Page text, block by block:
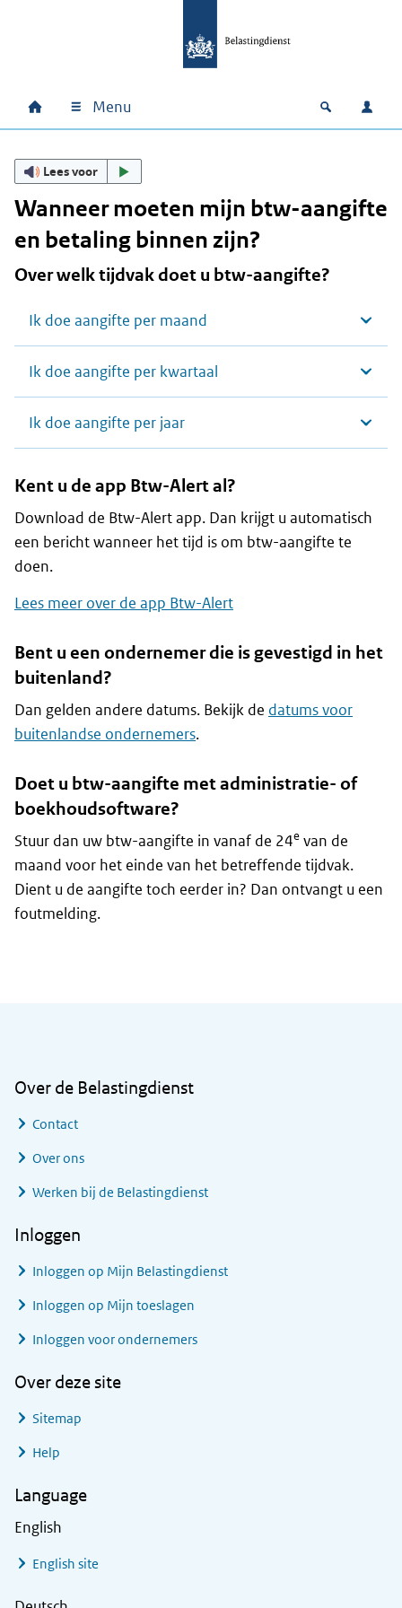
Hoofdnavigatie
Home Menu Open
Lees voor
Wanneer moeten mijn btw-aangifte
en betaling binnen zijn?
Over welk tijdvak doet u btw-aangifte?
Ik doe aangifte per maand
Ik doe aangifte per kwartaal
Ik doe aangifte per jaar
Kent u de app Btw-Alert al?
Download de Btw-Alert app. Dan krijgt u automatisch
een bericht wanneer het tijd is om btw-aangifte te
doen.
Lees meer over de app Btw-Alert
Bent u een ondernemer die is gevestigd in het
buitenland?
Dan gelden andere datums. Bekijk de datums voor
buitenlandse ondernemers.
Doet u btw-aangifte met administratie- of
boekhoudsoftware?
Stuur dan uw btw-aangifte in vanaf de 24e van de
maand voor het einde van het betreffende tijdvak.
Dient u de aangifte toch eerder in? Dan ontvangt u een
foutmelding.
Over de Belastingdienst
Contact
Over ons
Werken bij de Belastingdienst
Inloggen
Inloggen op Mijn Belastingdienst
Inloggen op Mijn toeslagen
Inloggen voor ondernemers
Over deze site
Sitemap
Help
Language
English
English site